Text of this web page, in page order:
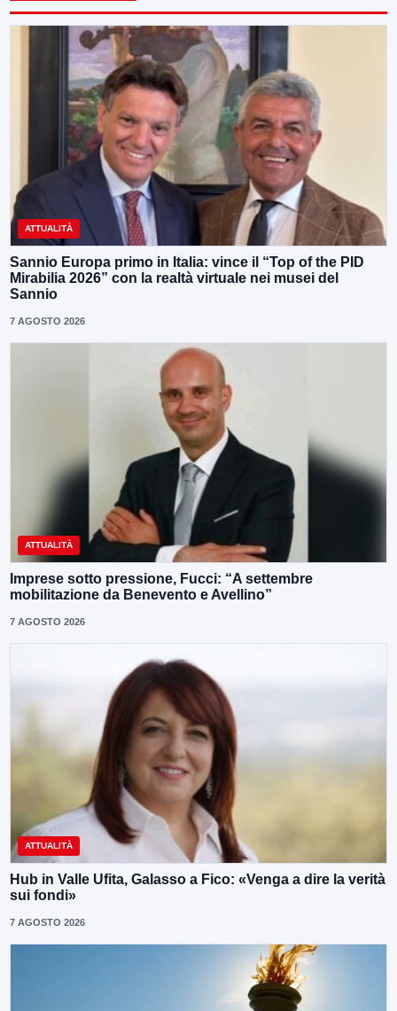
ATTUALITÀ
Sannio Europa primo in Italia: vince il “Top of the PID
Mirabilia 2026” con la realtà virtuale nei musei del
Sannio
7 AGOSTO 2026
ATTUALITÀ
Imprese sotto pressione, Fucci: “A settembre
mobilitazione da Benevento e Avellino”
7 AGOSTO 2026
ATTUALITÀ
Hub in Valle Ufita, Galasso a Fico: «Venga a dire la verità
sui fondi»
7 AGOSTO 2026